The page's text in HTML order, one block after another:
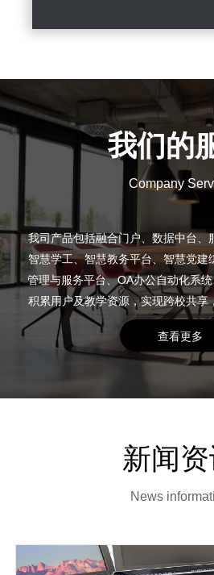
我们的
Company
我司产品包括融合门户、数据中台、
智慧学工、智慧教务平台、智慧党建
管理与服务平台、OA办公自动化系
积累用户及教学资源，实现跨校共享
查看更多
新闻
News